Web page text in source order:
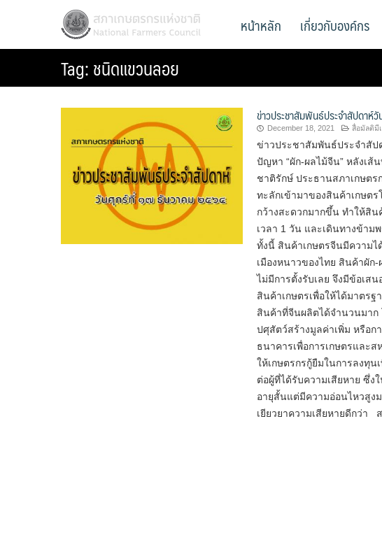
สภาเกษตรกรแห่งชาติ
National Farmers Council หน้าหลัก เกี่ยวกับองค์กร
Tag:ชนิดแขวนลอย
ข่าวประชาสัมพันธ์ประจำสัปดา
December 18, 2021 สื่อมัลติมี
ข่าวประชาสัมพันธ์ประจำสัป
ปัญหา “ผัก-ผลไม้จีน” หลัง
ชาติรักษ์ ประธานสภาเกษตร
ทะลักเข้ามาของสินค้าเกษตร
กว้างสะดวกมากขึ้น ทำให้สิน
เวลา 1 วัน และเดินทางข้าม
ทั้งนี้ สินค้าเกษตรจีนมีความ
เมืองหนาวของไทย สินค้าผัก
ไม่มีการตั้งรับเลย จึงมีข้อเส
สินค้าเกษตรเพื่อให้ได้มาตร
สินค้าที่จีนผลิตได้จำนวนมาก
ปศุสัตว์สร้างมูลค่าเพิ่ม หรือก
ธนาคารเพื่อการเกษตรและ
ให้เกษตรกรกู้ยืมในการลงทุ
ต่อผู้ที่ได้รับความเสียหาย ซึ่ง
อายุสั้นแต่มีความอ่อนไหวสูง
เยียวยาความเสียหายดีกว่า